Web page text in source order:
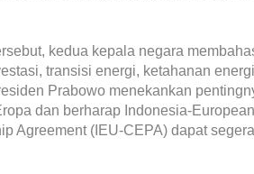
kedua kepala negara
transisi energi, ketahanan
Prabowo menekankan
dan berharap Indonesia-
Agreement (IEU-CEPA) dapat